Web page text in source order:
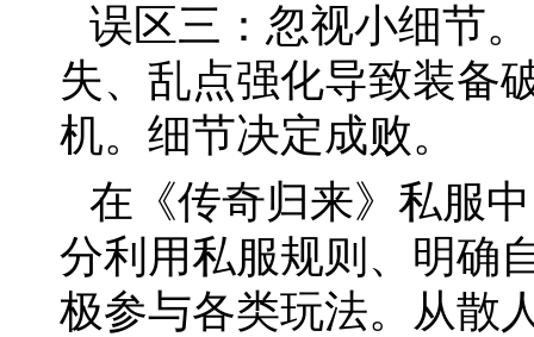
误区三：忽视小细节
失、乱点强化导致装备
机。细节决定成败。
在《传奇归来》私服
分利用私服规则、明确
极参与各类玩法。从散